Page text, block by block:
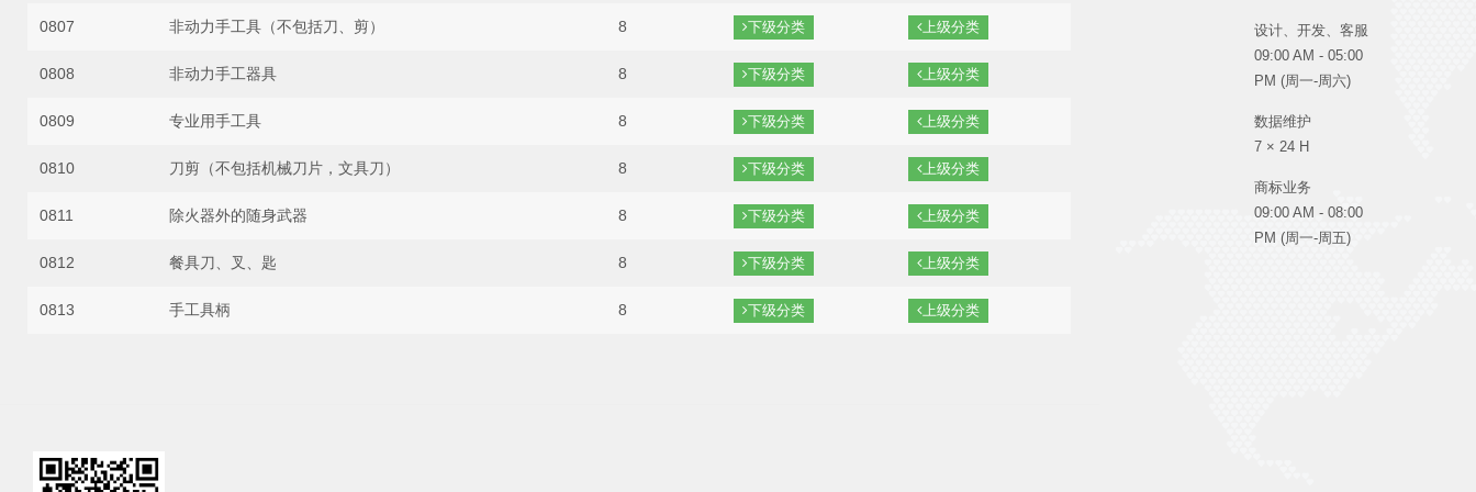
0807 非动力手工具（不包括刀、剪） 8 下级分类 上级分类
0808 非动力手工器具 8 下级分类 上级分类
0809 专业用手工具 8 下级分类 上级分类
0810 刀剪（不包括机械刀片，文具刀） 8 下级分类 上级分类
0811 除火器外的随身武器 8 下级分类 上级分类
0812 餐具刀、叉、匙 8 下级分类 上级分类
0813 手工具柄 8 下级分类 上级分类
设计、开发、客服
09:00 AM - 05:00
PM (周一-周六)
数据维护
7 × 24 H
商标业务
09:00 AM - 08:00
PM (周一-周五)